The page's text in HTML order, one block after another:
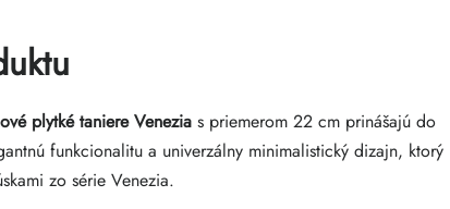
plytké taniere Venezia s priemerom 22 cm prinášajú do
funkcionalitu a univerzálny minimalistický dizajn, ktorý
zo série Venezia.